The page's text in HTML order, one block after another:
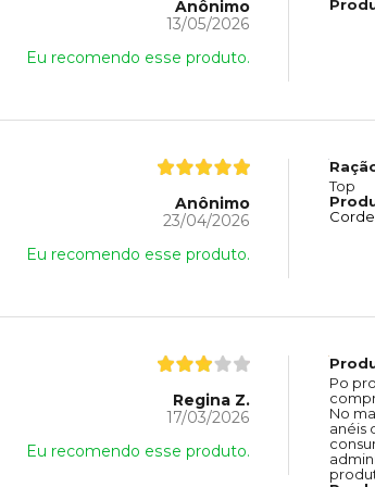
Anônimo
13/05/2026
Eu recomendo esse produto.
Anônimo
23/04/2026
Eu recomendo esse produto.
Top
Regina Z.
17/03/2026
Eu recomendo esse produto.
Po
No
anéis